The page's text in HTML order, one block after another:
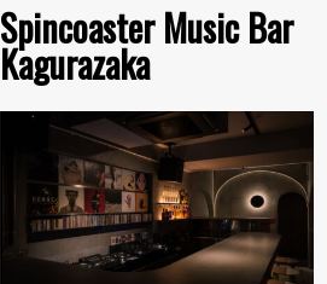
Spincoaster Music Bar
Kagurazaka